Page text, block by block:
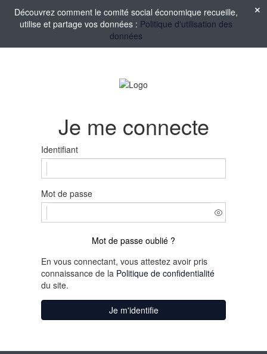
Découvrez comment le comité social économique recueille,
utilise et partage vos données : Politique d'utilisation des
données
Je me connecte
Identifiant
Mot de passe
Mot de passe oublié ?
En vous connectant, vous attestez avoir pris
connaissance de la Politique de confidentialité
du site.
Je m'identifie